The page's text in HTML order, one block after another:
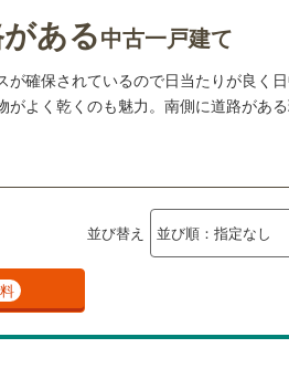
ある中古一戸建て
確保されているので日当たりが良く
よく乾くのも魅力。南側に道路があ
並び替え
富山
静岡 三重
岡山 広島 山口
高知
長崎
伊達郡桑折町 0
安達郡大玉村(0)
南会津郡南会津町(0)
耶麻郡磐梯町 (0)
ビルトインガレージ
防犯カメラ（0）
バリアフリー住宅（
1）
保存した条件を見る
検索条件を保存する
マイページ
じる お気に入りリストを
閉じる
じる お気に入りリストを
閉じる